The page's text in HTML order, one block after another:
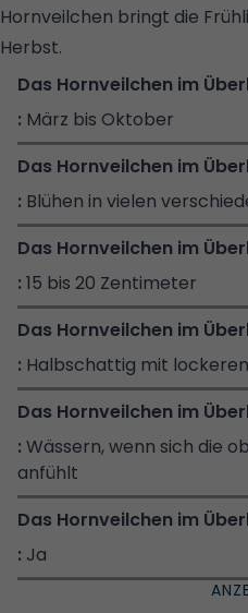
Hornveilchen bringt die
Herbst.
März bis Oktober
Blühen in vielen
15 bis 20 Zentimeter
Halbschattig mit
Wässern, wenn sich die
anfühlt
Ja